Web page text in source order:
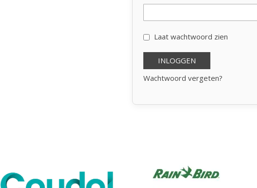
Laat wachtwoord zien
INLOGGEN
Wachtwoord vergeten?